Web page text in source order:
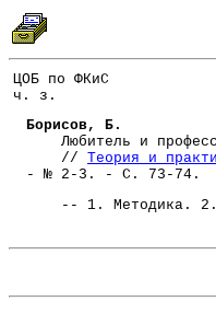
ЦОБ по ФКиС
ч. з.
Борисов, Б.
Любитель и
// Теория и
- № 2-3. - С. 73-74.
-- 1. Методика. 2.